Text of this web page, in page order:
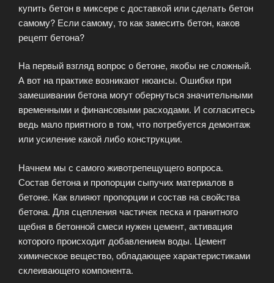
купить бетон в миксере с доставкой или сделать бетон
самому? Если самому, то как замесить бетон, каков
рецепт бетона?
На первый взгляд вопрос о бетоне, якобы не сложный.
А вот на практике возникают нюансы. Ошибки при
замешивании бетона могут обернуться значительными
временными и финансовыми расходами. И согласитесь
ведь мало приятного в том, что потребуется демонтаж
или усиление какой либо конструкции.
Начнем мы с самого животрепещущего вопроса.
Состав бетона и пропорции сыпучих материалов в
бетоне. Как влияют пропорции и состав на свойства
бетона. Для сцепления частичек песка и гранитного
щебня в бетонной смеси нужен цемент, активация
которого происходит добавлением воды. Цемент
химическое вещество, обладающее характеристиками
склеивающего компонента.